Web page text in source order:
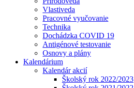
Vlastiveda
Pracovné vyučovanie
Technika
Dochádzka COVID 19
Antigénové testovanie
Osnovy a plány
Kalendárium
Kalendár akcií
Školský rok 2022/2023